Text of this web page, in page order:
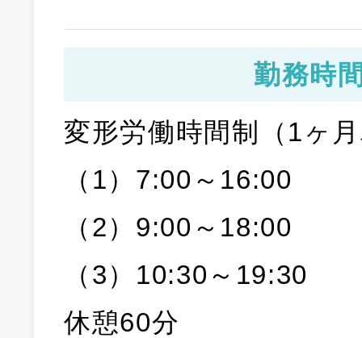
勤務時
変形労働時間制（1ヶ
（1）7:00～16:00
（2）9:00～18:00
（3）10:30～19:30
休憩60分